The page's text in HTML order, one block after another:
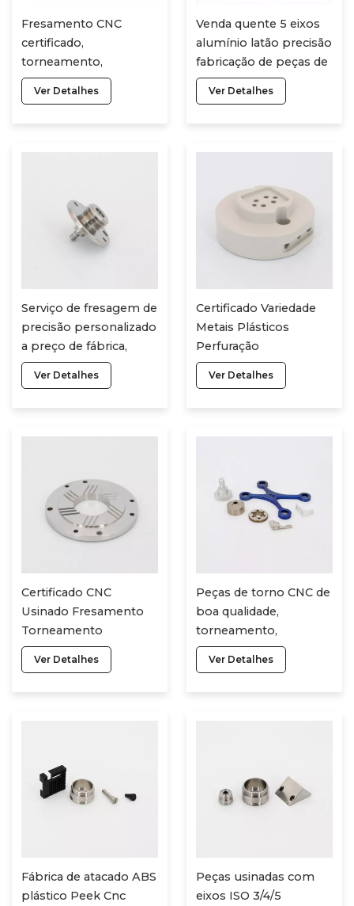
Fresamento CNC
certificado,
torneamento,
usinagem, aço
inoxidável, peças não
Ver Detalhes
Venda quente 5 eixos
alumínio latão precisão
fabricação de peças de
titânio inoxidável
serviços de usinagem
Ver Detalhes
Serviço de fresagem de
precisão personalizado
a preço de fábrica,
impressão de
protótipos de metal
CNC.
Ver Detalhes
Certificado Variedade
Metais Plásticos
Perfuração
Fresamento Latão
Cobre Alumínio Latão
Ver Detalhes
Certificado CNC
Usinado Fresamento
Torneamento
Torneamento
Perfuração CNC
Ver Detalhes
Peças de torno CNC de
boa qualidade,
torneamento,
fresamento, peças de
hardware de plástico
Ver Detalhes
Fábrica de atacado ABS
plástico Peek Cnc
Peças usinadas com
eixos ISO 3/4/5